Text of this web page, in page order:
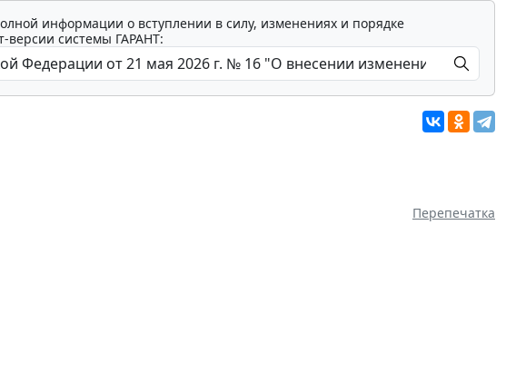
информации о вступлении в силу, изменениях и порядке
версии системы ГАРАНТ:
Перепечатка